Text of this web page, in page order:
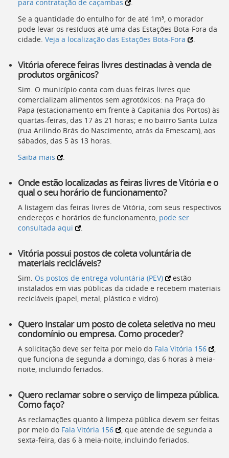
para contratação de caçambas
Se a quantidade do entulho for de até 1m³, o morador
pode levar os resíduos até uma das Estações Bota-Fora da
cidade. Veja a localização das Estações Bota-Fora
Vitória oferece feiras livres destinadas à venda de
produtos orgânicos?
Sim. O município conta com duas feiras livres que
comercializam alimentos sem agrotóxicos: na Praça do
Papa (estacionamento em frente à Capitania dos Portos) às
quartas-feiras, das 17 às 21 horas; e no bairro Santa Luíza
(rua Arilindo Brás do Nascimento, atrás da Emescam), aos
sábados, das 5 às 13 horas.
Saiba mais
Onde estão localizadas as feiras livres de Vitória e o
qual o seu horário de funcionamento?
A listagem das feiras livres de Vitória, com seus respectivos
endereços e horários de funcionamento, pode ser
consultada aqui
Vitória possui postos de coleta voluntária de
materiais recicláveis?
Sim. Os postos de entrega voluntária (PEV)
estão
instalados em vias públicas da cidade e recebem materiais
recicláveis (papel, metal, plástico e vidro).
Quero instalar um posto de coleta seletiva no meu
condomínio ou empresa. Como proceder?
A solicitação deve ser feita por meio do Fala Vitória 156
que funciona de segunda a domingo, das 6 horas à meia-
noite, incluindo feriados.
Quero reclamar sobre o serviço de limpeza pública.
Como faço?
As reclamações quanto à limpeza pública devem ser feitas
por meio do Fala Vitória 156
, que atende de segunda a
sexta-feira, das 6 à meia-noite, incluindo feriados.